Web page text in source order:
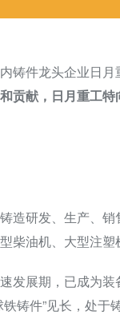
铸件龙头企业日月
贡献，日月重工特
造研发、生产、
柴油机、大型注
发展期，已成为
铸件”见长，处于